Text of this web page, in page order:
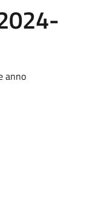
anno